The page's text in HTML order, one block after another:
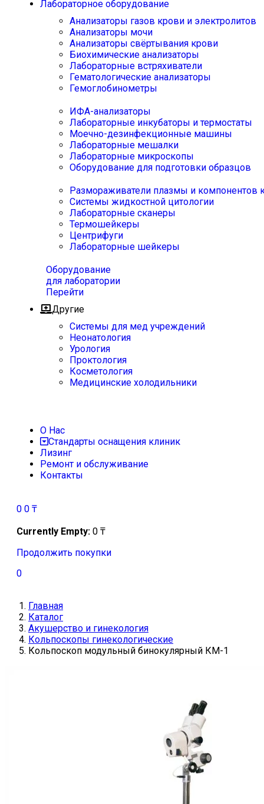
Лабораторное оборудование
Анализаторы газов крови и электролитов
Анализаторы мочи
Анализаторы свёртывания крови
Биохимические анализаторы
Лабораторные встряхиватели
Гематологические анализаторы
Гемоглобинометры
ИФА-анализаторы
Лабораторные инкубаторы и термостаты
Моечно-дезинфекционные машины
Лабораторные мешалки
Лабораторные микроскопы
Оборудование для подготовки образцов
Размораживатели плазмы и компонентов
Системы жидкостной цитологии
Лабораторные сканеры
Термошейкеры
Центрифуги
Лабораторные шейкеры
Оборудование
для лаборатории
Перейти
Другие
Системы для мед учреждений
Неонатология
Урология
Проктология
Косметология
Медицинские холодильники
О Нас
Стандарты оснащения клиник
Лизинг
Ремонт и обслуживание
Контакты
0 0 ₸
Currently Empty: 0 ₸
Продолжить покупки
0
Главная
Каталог
Акушерство и гинекология
Кольпоскопы гинекологические
Кольпоскоп модульный бинокулярный КМ-1